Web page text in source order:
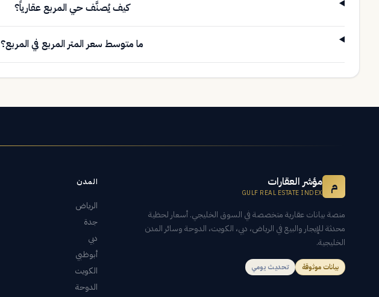
كيف يُصنَّف حي المربع عقارياً؟
ما متوسط سعر المتر المربع في المربع؟
م مؤشر العقارات
GULF REAL ESTATE INDEX
منصة بيانات عقارية متخصصة في السوق الخليجي. أسعار لحظية
محدثة للإيجار والبيع في الرياض، دبي، الكويت، الدوحة وسائر المدن
الخليجية.
بيانات موثوقة تحديث يومي
المدن
الرياض
جدة
دبي
أبوظبي
الكويت
الدوحة